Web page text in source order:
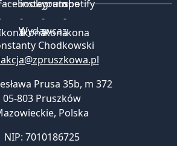
Wydawca:
Chodkowski
Prusa 35b, m 372
05-803 Pruszków
, Polska
NIP: 7010186725